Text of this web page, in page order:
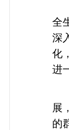
全
深
化
进
展
的